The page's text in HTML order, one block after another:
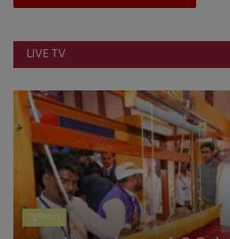
LIVE TV
ગુજરાત